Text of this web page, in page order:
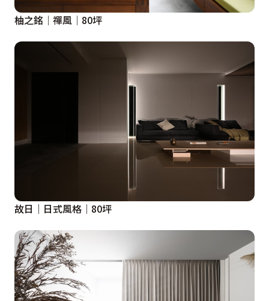
柚之銘│禪風│80坪
故日｜日式風格｜80坪